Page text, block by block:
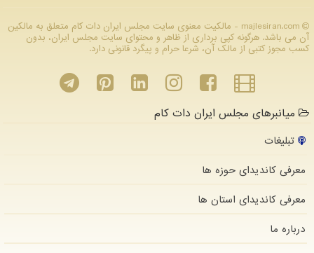
majlesiran.com - مالکیت معنوی سایت مجلس ایران دات كام متعلق به مالکین
آن می باشد. هرگونه کپی برداری از ظاهر و محتوای سایت مجلس ایران، بدون
کسب مجوز کتبی از مالک آن، شرعا حرام و پیگرد قانونی دارد.
میانبرهای مجلس ایران دات کام
تبلیغات
معرفی کاندیدای حوزه ها
معرفی کاندیدای استان ها
درباره ما